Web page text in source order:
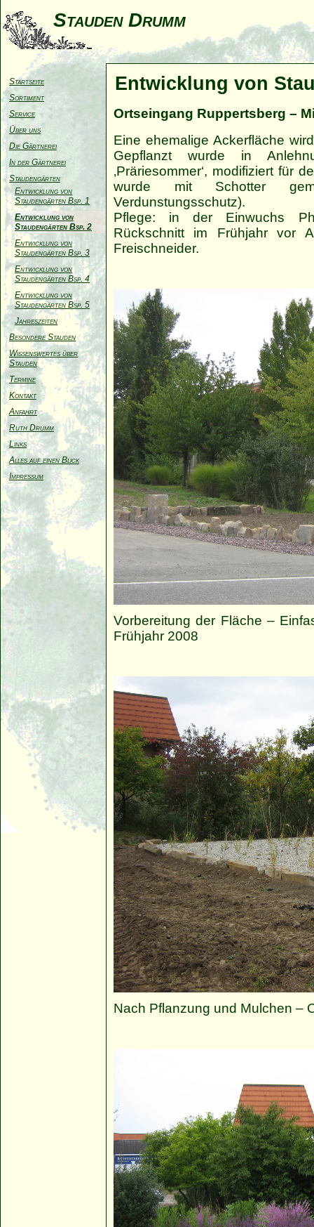
Stauden Drumm
Startseite
Sortiment
Service
Über uns
Die Gärtnerei
In der Gärtnerei
Staudengärten
Entwicklung von
Staudengärten Bsp. 1
Entwicklung von
Staudengärten Bsp. 2
Entwicklung von
Staudengärten Bsp. 3
Entwicklung von
Staudengärten Bsp. 4
Entwicklung von
Staudengärten Bsp. 5
Jahreszeiten
Besondere Stauden
Wissenswertes über
Stauden
Termine
Kontakt
Anfahrt
Ruth Drumm
Links
Alles auf einen Blick
Impressum
Entwicklung von
Ortseingang Ruppertsberg –
Eine ehemalige Ackerfläche
Gepflanzt wurde in
‚Präriesommer‘, modifiziert für
wurde mit Schotter
Verdunstungsschutz).
Pflege: in der Einwuchs
Rückschnitt im Frühjahr vor
Freischneider.
Vorbereitung der Fläche –
Frühjahr 2008
Nach Pflanzung und Mulchen –